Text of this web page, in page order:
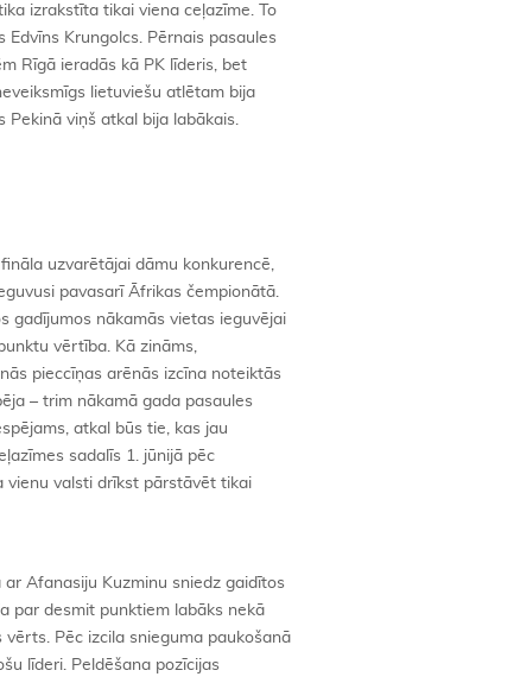
izrakstīta tikai viena ceļazīme. To
Edvīns Krungolcs. Pērnais pasaules
Rīgā ieradās kā PK līderis, bet
lietuviešu atlētam bija
Pekinā viņš atkal bija labākais.
uzvarētājai dāmu konkurencē,
pavasarī Āfrikas čempionātā.
gadījumos nākamās vietas ieguvējai
vērtība. Kā zināms,
pieccīņas arēnās izcīna noteiktās
– trim nākamā gada pasaules
atkal būs tie, kas jau
sadalīs 1. jūnijā pēc
vienu valsti drīkst pārstāvēt tikai
Afanasiju Kuzminu sniedz gaidītos
par desmit punktiem labāks nekā
Pēc izcila snieguma paukošanā
līderi. Peldēšana pozīcijas